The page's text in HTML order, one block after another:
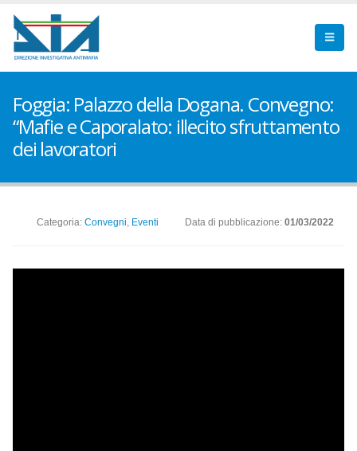
Foggia: Palazzo della Dogana. Convegno:
“Mafie e Caporalato: illecito sfruttamento
dei lavoratori
Categoria: Convegni, Eventi Data di pubblicazione: 01/03/2022